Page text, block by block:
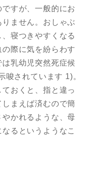
すが、一般的にお
ません。おしゃぶ
寝つきやすくなる
際に気を紛らわす
乳幼児突然死症候
唆されています 1)。
おくと、指と違っ
まえば済むので簡
かれるような、母
るというようなこ